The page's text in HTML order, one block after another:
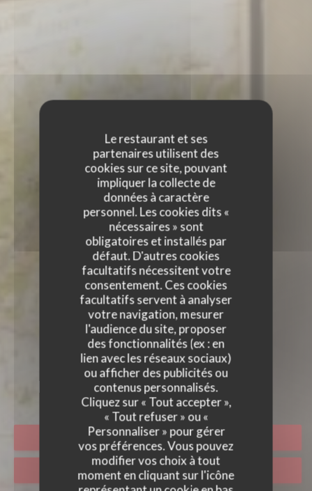
Le restaurant et ses
partenaires utilisent des
cookies sur ce site, pouvant
impliquer la collecte de
données à caractère
personnel. Les cookies dits «
nécessaires » sont
obligatoires et installés par
défaut. D'autres cookies
facultatifs nécessitent votre
consentement. Ces cookies
facultatifs servent à analyser
votre navigation, mesurer
l'audience du site, proposer
des fonctionnalités (ex : en
lien avec les réseaux sociaux)
ou afficher des publicités ou
contenus personnalisés.
Cliquez sur « Tout accepter »,
« Tout refuser » ou «
Personnaliser » pour gérer
vos préférences. Vous pouvez
modifier vos choix à tout
moment en cliquant sur l'icône
LA PLUME BLANCHE
RÉSERVER
VENTE À EMPORTER